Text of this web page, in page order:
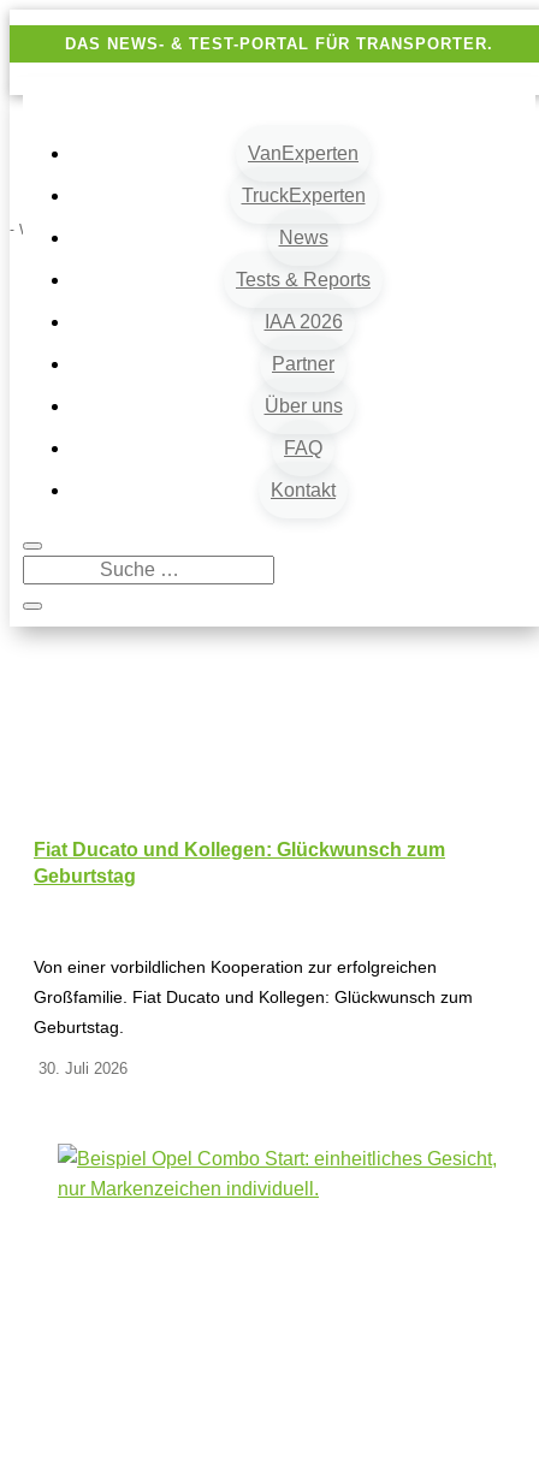
DAS NEWS- & TEST-PORTAL FÜR TRANSPORTER.
VanExperten
TruckExperten
News
Tests & Reports
IAA 2026
Partner
Über uns
FAQ
Kontakt
- Werbung -
Fiat Ducato und Kollegen: Glückwunsch zum
Geburtstag
Von einer vorbildlichen Kooperation zur erfolgreichen
Großfamilie. Fiat Ducato und Kollegen: Glückwunsch zum
Geburtstag.
30. Juli 2026